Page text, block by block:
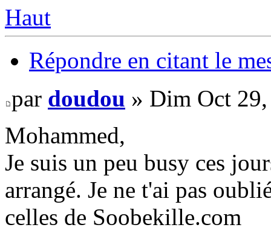
Haut
Répondre en citant le
par doudou » Dim Oct
Mohammed,
Je suis un peu busy ces
arrangé. Je ne t'ai pas
celles de Soobekille.com